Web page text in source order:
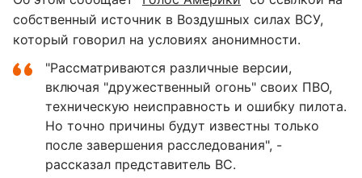
собственный источник в Воздушных силах ВСУ,
который говорил на условиях анонимности.
"Рассматриваются различные версии,
включая "дружественный огонь" своих ПВО,
техническую неисправность и ошибку пилота.
Но точно причины будут известны только
после завершения расследования", -
рассказал представитель ВС.